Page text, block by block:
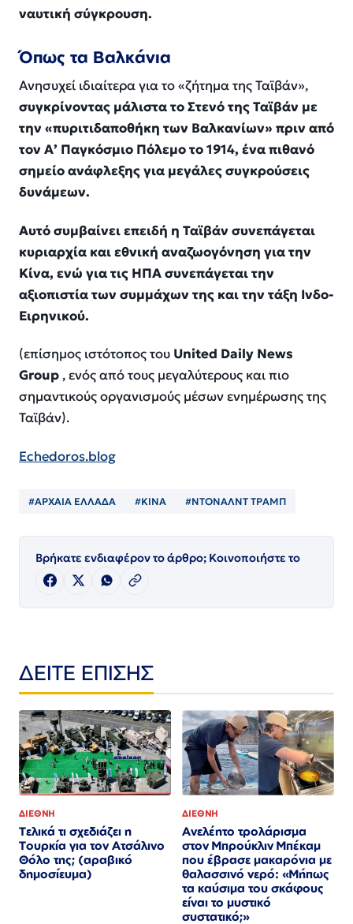
ναυτική σύγκρουση.
Όπως τα Βαλκάνια
Ανησυχεί ιδιαίτερα για το «ζήτημα της Ταϊβάν»,
συγκρίνοντας μάλιστα το Στενό της Ταϊβάν με
την «πυριτιδαποθήκη των Βαλκανίων» πριν από
τον Α’ Παγκόσμιο Πόλεμο το 1914, ένα πιθανό
σημείο ανάφλεξης για μεγάλες συγκρούσεις
δυνάμεων.
Αυτό συμβαίνει επειδή η Ταϊβάν συνεπάγεται
κυριαρχία και εθνική αναζωογόνηση για την
Κίνα, ενώ για τις ΗΠΑ συνεπάγεται την
αξιοπιστία των συμμάχων της και την τάξη Ινδο-
Ειρηνικού.
(επίσημος ιστότοπος του United Daily News
Group , ενός από τους μεγαλύτερους και πιο
σημαντικούς οργανισμούς μέσων ενημέρωσης της
Ταϊβάν).
Echedoros.blog
#ΑΡΧΑΙΑ ΕΛΛΑΔΑ #ΚΙΝΑ #ΝΤΟΝΑΛΝΤ ΤΡΑΜΠ
Βρήκατε ενδιαφέρον το άρθρο; Κοινοποιήστε το
ΔΕΙΤΕ ΕΠΙΣΗΣ
ΔΙΕΘΝΗ
Τελικά τι σχεδιάζει η
Τουρκία για τον Ατσάλινο
Θόλο της; (αραβικό
δημοσίευμα)
ΔΙΕΘΝΗ
Ανελέητο τρολάρισμα
στον Μπρούκλιν Μπέκαμ
που έβρασε μακαρόνια με
θαλασσινό νερό: «Μήπως
τα καύσιμα του σκάφους
είναι το μυστικό
συστατικό;»